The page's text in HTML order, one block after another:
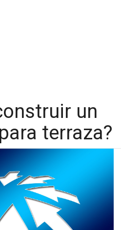
un
terraza?